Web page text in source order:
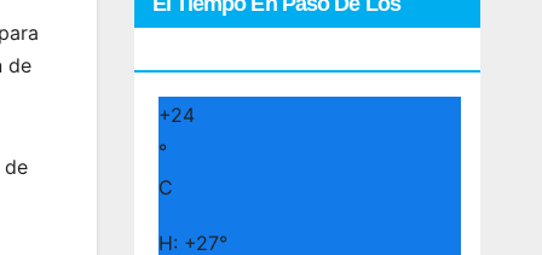
de
de
+24
°
C
H: +27°